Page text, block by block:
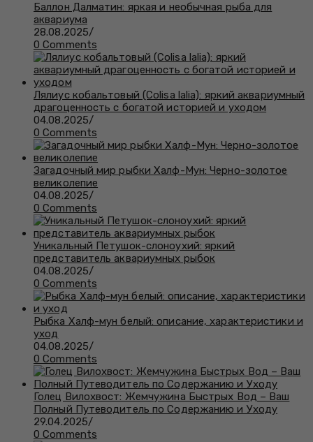
Баллон Далматин: яркая и необычная рыба для
аквариума
28.08.2025/
0 Comments
Лялиус кобальтовый (Colisa lalia): яркий аквариумный
драгоценность с богатой историей и уходом
04.08.2025/
0 Comments
Загадочный мир рыбки Халф-Мун: Черно-золотое
великолепие
04.08.2025/
0 Comments
Уникальный Петушок-слоноухий: яркий
представитель аквариумных рыбок
04.08.2025/
0 Comments
Рыбка Халф-мун белый: описание, характеристики и
уход
04.08.2025/
0 Comments
Голец Вилохвост: Жемчужина Быстрых Вод – Ваш
Полный Путеводитель по Содержанию и Уходу
29.04.2025/
0 Comments